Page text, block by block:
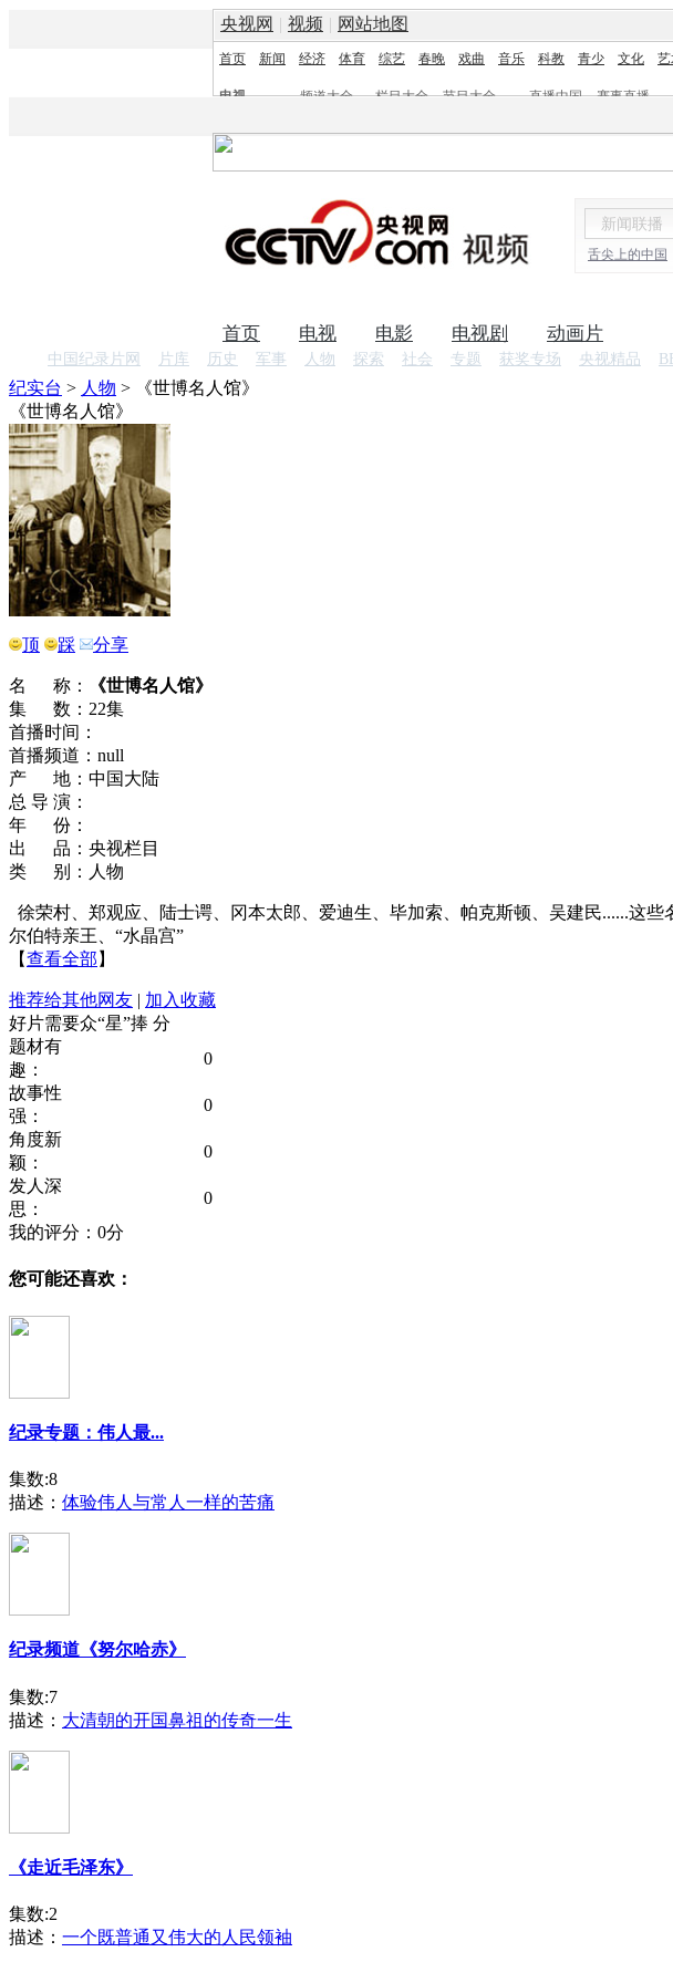
央视网 | 视频 | 网站地图
首页 新闻 经济 体育 综艺 春晚 戏曲 音乐 科教 青少 文化
电视 频道大全 栏目大全 节目大全 直播中国 赛事直播
舌尖上的中国
首页 电视 电影 电视剧 动画片
中国纪录片网 片库 历史 军事 人物 探索 社会 专题 获奖专场 央视精品
纪实台 > 人物 >
《世博名人馆》
《世博名人馆》
顶 踩 分享
名 称：
《世博名人馆》
集 数：22集
首播时间：
首播频道：null
产 地：中国大陆
总 导 演：
年 份：
出 品：央视栏目
类 别：人物
徐荣村、郑观应、陆士谔、冈本太郎、爱迪生、毕加索、帕克斯顿、吴建民......这
尔伯特亲王、“水晶宫”
【查看全部 】
推荐给其他网友 | 加入收藏
好片需要众“星”捧 分
题材有
趣：
0
故事性
强：
0
角度新
颖：
0
发人深
思：
0
我的评分： 0分
您可能还喜欢：
纪录专题：伟人最...
集数:8
描述： 体验伟人与常人一样的苦痛
纪录频道《努尔哈赤》
集数:7
描述： 大清朝的开国鼻祖的传奇一生
《走近毛泽东》
集数:2
描述： 一个既普通又伟大的人民领袖